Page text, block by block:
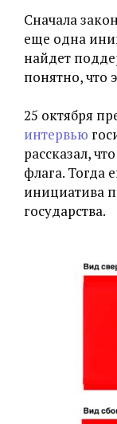
Сначала
еще одна
найдет
понятно, что
25 октября
интервью
рассказал,
флага. Тогда
инициатива
государства.